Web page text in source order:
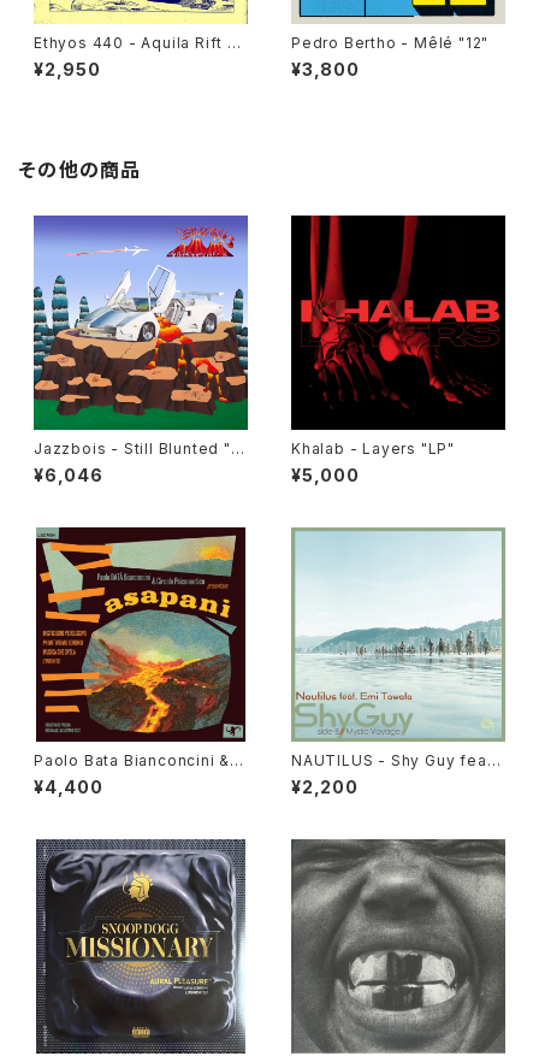
Ethyos 440 - Aquila Rift "1
2"
¥2,950
Pedro Bertho - Mêlé "12"
¥3,800
その他の商品
Jazzbois - Still Blunted "L
P"
¥6,046
Khalab - Layers "LP"
¥5,000
Paolo Bata Bianconcini & C
ircolo Psiconautico - Asap
ani "LP"
¥4,400
NAUTILUS - Shy Guy feat.
Emi Tawata / Mystic Voyag
e "7"
¥2,200